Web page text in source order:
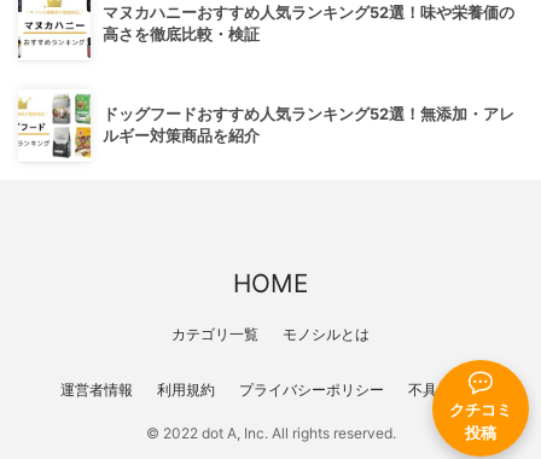
クチコミ
投稿
マヌカハニーおすすめ人気ランキング52選！味や栄養価の
高さを徹底比較・検証
ドッグフードおすすめ人気ランキング52選！無添加・アレ
ルギー対策商品を紹介
HOME
カテゴリ一覧 モノシルとは
運営者情報 利用規約 プライバシーポリシー 不具合報告
© 2022 dot A, Inc. All rights reserved.